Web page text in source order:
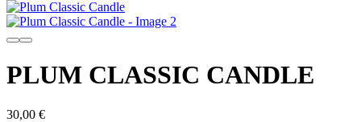
PLUM CLASSIC CANDLE
30,00 €